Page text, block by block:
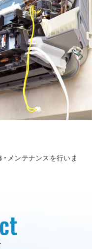
メンテナンスを行いま